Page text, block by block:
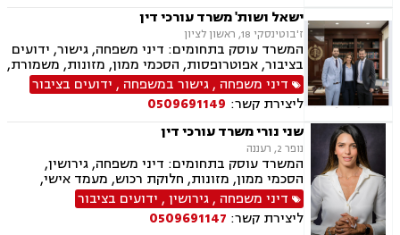
ישאל ושות' משרד עורכי דין
ז'בוטינסקי 18, ראשון לציון
המשרד עוסק בתחומים: דיני משפחה, גישור, ידועים
בציבור, אפוטרופסות, הסכמי ממון, מזונות, משמורת,
גירושין, טוען רבני, חלוקת רכוש, מעמד אישי, זמני
שהות, אומנה, ניכור הורי, מקרקעין ונדל"ן, ליקויי
בניה, עסקאות מכר דירה, דיני חברות, מסחרי אזרחי,
צווי מניעה, הוצאה לפועל ירושות וצוואות, גישור
עסקי, סכסוכי שכנים
דיני משפחה ,גישור במשפחה , ידועים בציבור
ליצירת קשר: 0509691149
שני נורי משרד עורכי דין
נופר 2, רעננה
המשרד עוסק בתחומים: דיני משפחה, גירושין,
הסכמי ממון, מזונות, חלוקת רכוש, מעמד אישי,
תיאום הורי, זמני שהות, אלימות במשפחה, ניכור
הורי, אפוטרופסות, ירושות וצוואות, גישור במשפחה,
ליטיגציה, ייפוי כוח מתמשך
דיני משפחה ,גירושין, ידועים בציבור
ליצירת קשר: 0509691147